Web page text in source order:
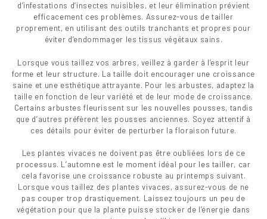
d’infestations d’insectes nuisibles, et leur élimination prévient
efficacement ces problèmes. Assurez-vous de tailler
proprement, en utilisant des outils tranchants et propres pour
éviter d’endommager les tissus végétaux sains.
Lorsque vous taillez vos arbres, veillez à garder à l’esprit leur
forme et leur structure. La taille doit encourager une croissance
saine et une esthétique attrayante. Pour les arbustes, adaptez la
taille en fonction de leur variété et de leur mode de croissance.
Certains arbustes fleurissent sur les nouvelles pousses, tandis
que d’autres préfèrent les pousses anciennes. Soyez attentif à
ces détails pour éviter de perturber la floraison future.
Les plantes vivaces ne doivent pas être oubliées lors de ce
processus. L’automne est le moment idéal pour les tailler, car
cela favorise une croissance robuste au printemps suivant.
Lorsque vous taillez des plantes vivaces, assurez-vous de ne
pas couper trop drastiquement. Laissez toujours un peu de
végétation pour que la plante puisse stocker de l’énergie dans